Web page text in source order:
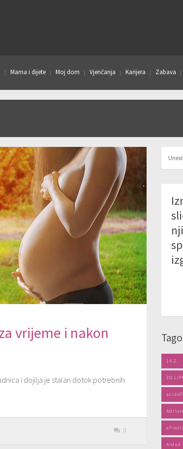
Mama i dijete Moj dom Vjenčanja Karijera Zabava
vrijeme i nakon
i dojilja je stalan dotok potrebnih
0
14.2.
3D
Alduk